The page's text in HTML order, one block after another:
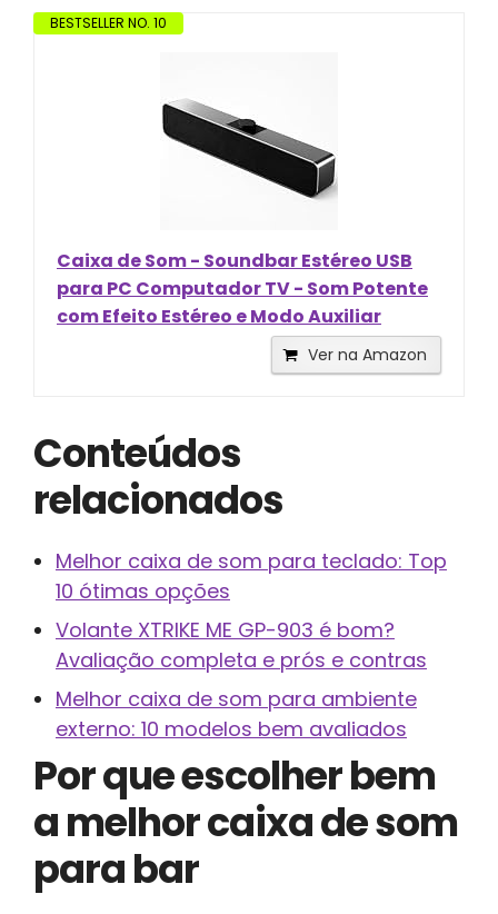
BESTSELLER NO. 10
Caixa de Som - Soundbar Estéreo USB
para PC Computador TV - Som Potente
com Efeito Estéreo e Modo Auxiliar
Ver na Amazon
Conteúdos
relacionados
Melhor caixa de som para teclado: Top
10 ótimas opções
Volante XTRIKE ME GP-903 é bom?
Avaliação completa e prós e contras
Melhor caixa de som para ambiente
externo: 10 modelos bem avaliados
Por que escolher bem
a melhor caixa de som
para bar